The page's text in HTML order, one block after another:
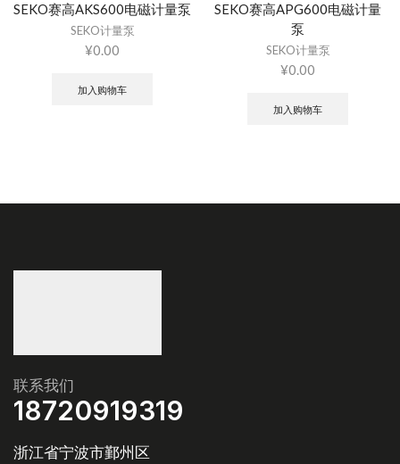
SEKO赛高AKS600电磁计量泵
SEKO计量泵
¥0.00
加入购物车
SEKO赛高APG600电磁计量
泵
SEKO计量泵
¥0.00
加入购物车
联系我们
18720919319
浙江省宁波市鄞州区